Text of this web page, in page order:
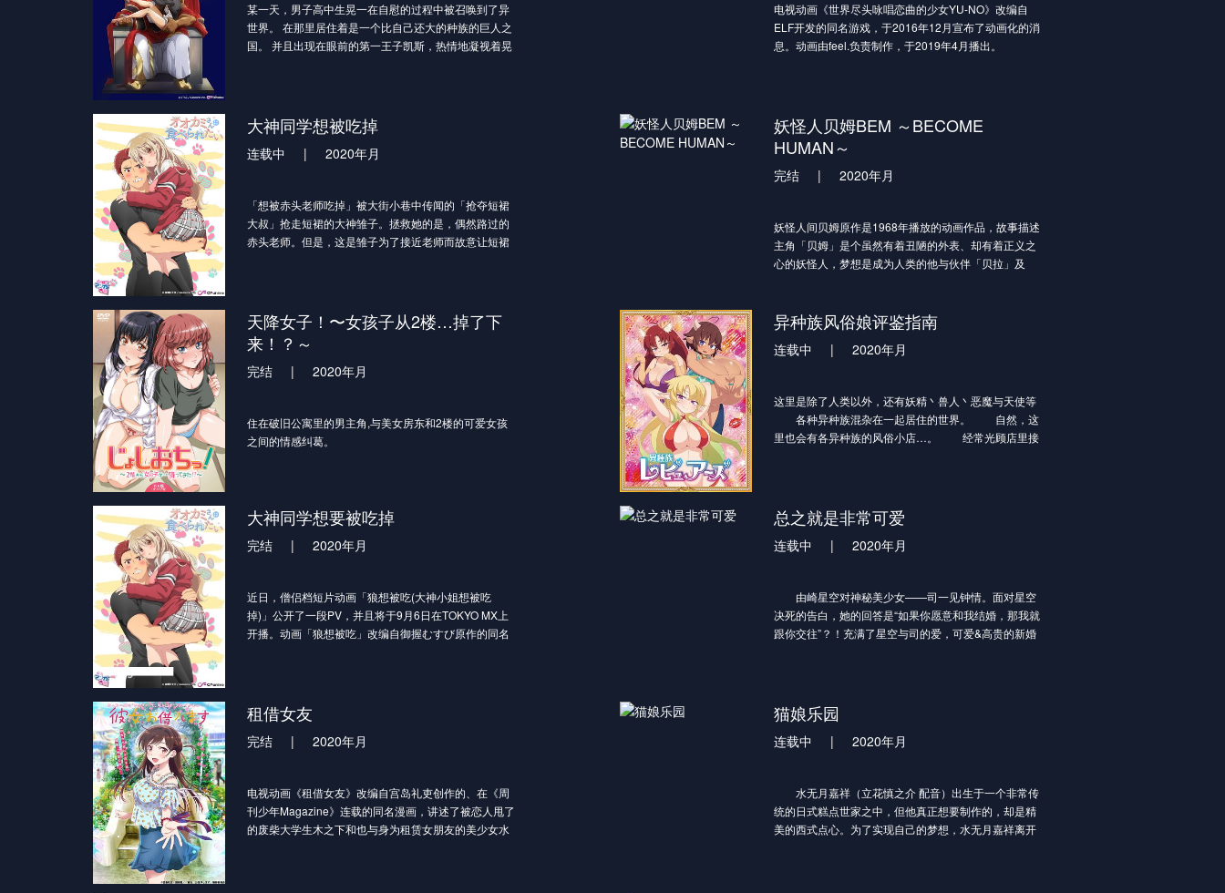
以彼得的“种子”为目标，现在正蠢蠢欲动。
为什么人在事后会变得如此冷静呢？
前所未见的地表最强贤者时间要来了！
某一天，男子高中生晃一在自慰的过程中被召唤到了异
世界。 在那里居住着是一个比自己还大的种族的巨人之
国。 并且出现在眼前的第一王子凯斯，热情地凝视着晃
电视动画《世界尽头咏唱恋曲的少女YU-NO》改编自
ELF开发的同名游戏，于2016年12月宣布了动画化的消
息。动画由feel.负责制作，于2019年4月播出。
收到了装有镶嵌着用途不明的圆镜和玻璃珠的奇妙物体
的小包裹。一起送来的信中有着令人想到父亲还活着的
内容……？！
“今晚10点，带着这个东西到剑之岬来。”
一瞬间，随着大地的轰鸣，他被光所包围……。
前往并列世界的旅程，由此开始了。
大神同学想被吃掉
连载中 | 2020年月
「想被赤头老师吃掉」被大街小巷中传闻的「抢夺短裙
大叔」抢走短裙的大神雏子。拯救她的是，偶然路过的
赤头老师。但是，这是雏子为了接近老师而故意让短裙
妖怪人贝姆BEM ～BECOME
HUMAN～
完结 | 2020年月
妖怪人间贝姆原作是1968年播放的动画作品，故事描述
主角「贝姆」是个虽然有着丑陋的外表、却有着正义之
心的妖怪人，梦想是成为人类的他与伙伴「贝拉」及
新动画由村田莲尔负责角色企划、小高义规执导、并交
由小西克幸饰演贝姆、M・A・O 饰演贝拉、小野贤章饰
演贝罗的全新作品。
天降女子！〜女孩子从2楼…掉了下
来！？～
完结 | 2020年月
住在破旧公寓里的男主角,与美女房东和2楼的可爱女孩
之间的情感纠葛。
异种族风俗娘评鉴指南
连载中 | 2020年月
这里是除了人类以外，还有妖精丶兽人丶恶魔与天使等
各种异种族混杂在一起居住的世界。 自然，这
里也会有各异种族的风俗小店…。 经常光顾店里接
将各异种族娘的杀必死以交叉评价的方式打分， 并
作为“能派上用场”的情报提供给其他同伴的史坦克等人
的活跃，正是性战士的作风！ 评价者们今天也启程
大神同学想要被吃掉
完结 | 2020年月
近日，僧侣档短片动画「狼想被吃(大神小姐想被吃
掉)」公开了一段PV，并且将于9月6日在TOKYO MX上
开播。动画「狼想被吃」改编自御握むすび原作的同名
教师赤头辰美，和喜欢赤头的女学生大神雏子之间的故
事。
总之就是非常可爱
连载中 | 2020年月
由崎星空对神秘美少女——司一见钟情。面对星空
决死的告白，她的回答是“如果你愿意和我结婚，那我就
跟你交往”？！充满了星空与司的爱，可爱&高贵的新婚
租借女友
完结 | 2020年月
电视动画《租借女友》改编自宫岛礼吏创作的、在《周
刊少年Magazine》连载的同名漫画，讲述了被恋人甩了
的废柴大学生木之下和也与身为租赁女朋友的美少女水
猫娘乐园
连载中 | 2020年月
水无月嘉祥（立花慎之介 配音）出生于一个非常传
统的日式糕点世家之中，但他真正想要制作的，却是精
美的西式点心。为了实现自己的梦想，水无月嘉祥离开